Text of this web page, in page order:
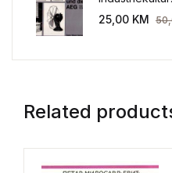
AEG 1907-
25,00 KM
Related